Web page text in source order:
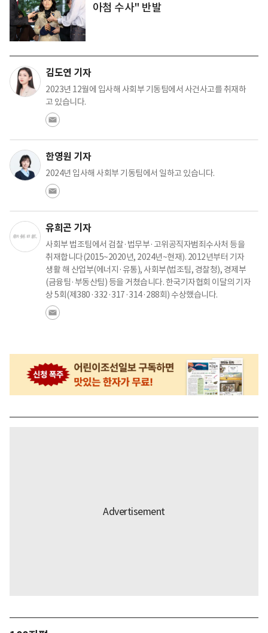
아첨 수사" 반발
김도연 기자
2023년 12월에 입사해 사회부 기동팀에서 사건사고를 취재하
고 있습니다.
한영원 기자
2024년 입사해 사회부 기동팀에서 일하고 있습니다.
유희곤 기자
사회부 법조팀에서 검찰·법무부·고위공직자범죄수사처 등을
취재합니다(2015~2020년, 2024년~현재). 2012년부터 기자
생활 해 산업부(에너지·유통), 사회부(법조팀, 경찰청), 경제부
(금융팀·부동산팀) 등을 거쳤습니다. 한국기자협회 이달의 기자
상 5회(제380·332·317·314·288회) 수상했습니다.